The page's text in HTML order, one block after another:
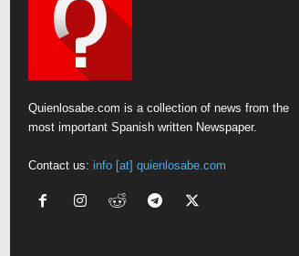
Quienlosabe.com is a collection of news from the
most important Spanish written Newspaper.
Contact us: info [at] quienlosabe.com